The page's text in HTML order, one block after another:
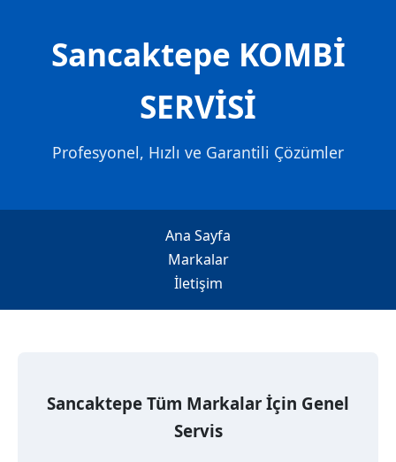
Sancaktepe KOMBİ
SERVİSİ
Profesyonel, Hızlı ve Garantili Çözümler
Ana Sayfa
Markalar
İletişim
Sancaktepe Tüm Markalar İçin Genel
Servis